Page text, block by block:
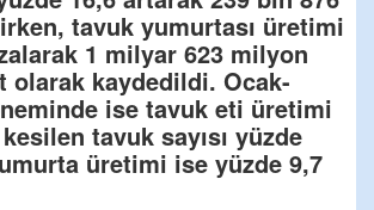
tavuk yumurtası üretimi
1 milyar 623 milyon
olarak kaydedildi. Ocak-
ise tavuk eti üretimi
tavuk sayısı yüzde
üretimi ise yüzde 9,7